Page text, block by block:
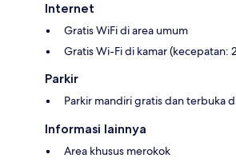
Internet
Gratis WiFi di area umum
Gratis Wi-Fi di kamar (kecepatan:
Parkir
Parkir mandiri gratis dan terbuka
Informasi lainnya
Area khusus merokok